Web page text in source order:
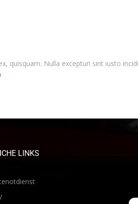
quisquam. Nulla excepturi sint iusto
LINKS